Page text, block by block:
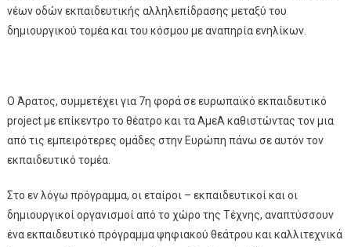
νέων οδών εκπαιδευτικής αλληλεπίδρασης μεταξύ του
δημιουργικού τομέα και του κόσμου με αναπηρία ενηλίκων.
Ο Άρατος, συμμετέχει για 7η φορά σε ευρωπαϊκό εκπαιδευτικό
project με επίκεντρο το θέατρο και τα ΑμεΑ καθιστώντας τον μια
από τις εμπειρότερες ομάδες στην Ευρώπη πάνω σε αυτόν τον
εκπαιδευτικό τομέα.
Στο εν λόγω πρόγραμμα, οι εταίροι – εκπαιδευτικοί και οι
δημιουργικοί οργανισμοί από το χώρο της Τέχνης, αναπτύσσουν
ένα εκπαιδευτικό πρόγραμμα ψηφιακού θεάτρου και καλλιτεχνικά